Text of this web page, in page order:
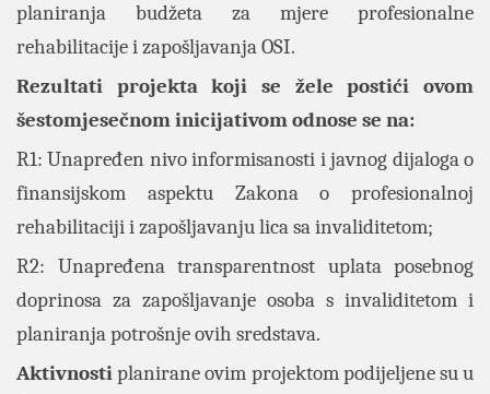
planiranja budžeta za mjere profesionalne
rehabilitacije i zapošljavanja OSI.
Rezultati projekta koji se žele postići ovom
šestomjesečnom inicijativom odnose se na:
R1: Unapređen nivo informisanosti i javnog dijaloga o
finansijskom aspektu Zakona o profesionalnoj
rehabilitaciji i zapošljavanju lica sa invaliditetom;
R2: Unapređena transparentnost uplata posebnog
doprinosa za zapošljavanje osoba s invaliditetom i
planiranja potrošnje ovih sredstava.
Aktivnostiplanirane ovim projektom podijeljene su u